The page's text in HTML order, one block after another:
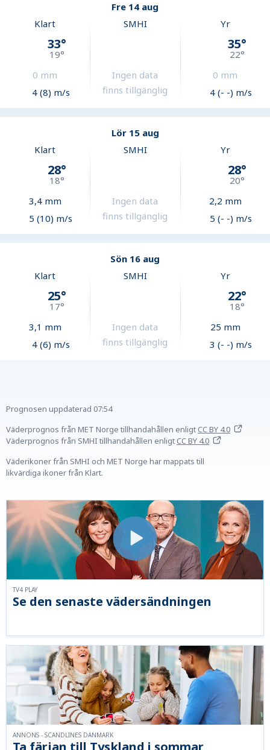
Fre 14 aug
Klart
33°
19°
0 mm
4 (8) m/s
SMHI
Ingen data
finns tillgänglig
Yr
35°
22°
0 mm
4 (- -) m/s
Lör 15 aug
Klart
28°
18°
3,4mm
5 (10) m/s
SMHI
Ingen data
finns tillgänglig
Yr
28°
20°
2,2 mm
5 (- -) m/s
Sön 16 aug
Klart
25°
17°
3,1 mm
4 (6) m/s
SMHI
Ingen data
finns tillgänglig
Yr
22°
18°
25 mm
3 (- -) m/s
Prognosen uppdaterad 07:54
Väderprognos från MET Norge tillhandahållen enligtCC BY 4.0
Väderprognos från SMHI tillhandahållen enligtCC BY 4.0
Väderikoner från SMHI och MET Norge har mappats till
likvärdiga ikoner från Klart.
Se den senaste vädersändningen
TV4 PLAY
ANNONS - SCANDLINES DANMARK